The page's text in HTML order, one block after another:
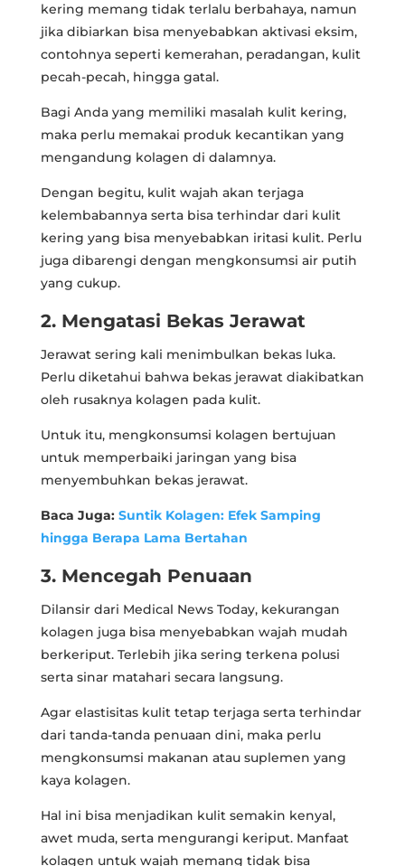
kering memang tidak terlalu berbahaya, namun
jika dibiarkan bisa menyebabkan aktivasi eksim,
contohnya seperti kemerahan, peradangan, kulit
pecah-pecah, hingga gatal.
Bagi Anda yang memiliki masalah kulit kering,
maka perlu memakai produk kecantikan yang
mengandung kolagen di dalamnya.
Dengan begitu, kulit wajah akan terjaga
kelembabannya serta bisa terhindar dari kulit
kering yang bisa menyebabkan iritasi kulit. Perlu
juga dibarengi dengan mengkonsumsi air putih
yang cukup.
2. Mengatasi Bekas Jerawat
Jerawat sering kali menimbulkan bekas luka.
Perlu diketahui bahwa bekas jerawat diakibatkan
oleh rusaknya kolagen pada kulit.
Untuk itu, mengkonsumsi kolagen bertujuan
untuk memperbaiki jaringan yang bisa
menyembuhkan bekas jerawat.
Baca Juga: Suntik Kolagen: Efek Samping
hingga Berapa Lama Bertahan
3. Mencegah Penuaan
Dilansir dari Medical News Today, kekurangan
kolagen juga bisa menyebabkan wajah mudah
berkeriput. Terlebih jika sering terkena polusi
serta sinar matahari secara langsung.
Agar elastisitas kulit tetap terjaga serta terhindar
dari tanda-tanda penuaan dini, maka perlu
mengkonsumsi makanan atau suplemen yang
kaya kolagen.
Hal ini bisa menjadikan kulit semakin kenyal,
awet muda, serta mengurangi keriput. Manfaat
kolagen untuk wajah memang tidak bisa